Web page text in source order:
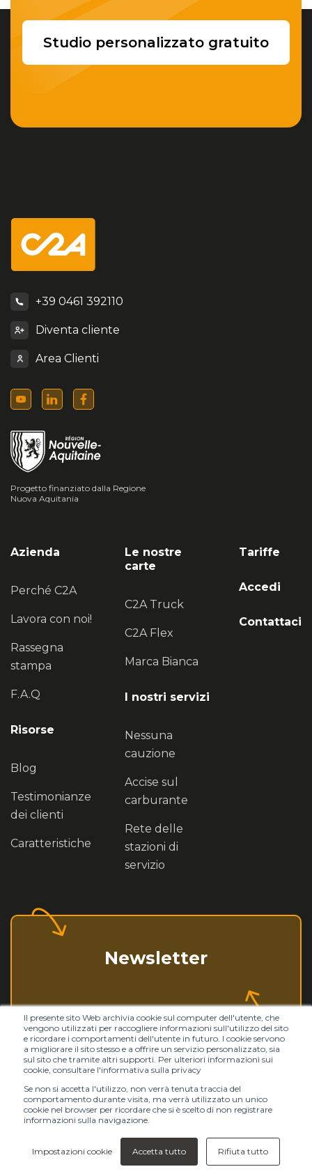
Il presente sito Web archivia cookie sul computer dell'utente, che
vengono utilizzati per raccogliere informazioni sull'utilizzo del sito
e ricordare i comportamenti dell'utente in futuro. I cookie servono
a migliorare il sito stesso e a offrire un servizio personalizzato, sia
sul sito che tramite altri supporti. Per ulteriori informazioni sui
cookie, consultare l'informativa sulla privacy
Se non si accetta l'utilizzo, non verrà tenuta traccia del
comportamento durante visita, ma verrà utilizzato un unico
cookie nel browser per ricordare che si è scelto di non registrare
informazioni sulla navigazione.
Impostazioni cookie Accetta tutto Rifiuta tutto
Studio personalizzato gratuito
+39 0461 392110
Diventa cliente
Area Clienti
Progetto finanziato dalla Regione
Nuova Aquitania
Azienda
Perché C2A
Lavora con noi!
Rassegna
stampa
F.A.Q
Risorse
Blog
Testimonianze
dei clienti
Caratteristiche
Le nostre
carte
C2A Truck
C2A Flex
Marca Bianca
I nostri servizi
Nessuna
cauzione
Accise sul
carburante
Rete delle
stazioni di
servizio
Tariffe
Accedi
Contattaci
Newsletter
Note legali
Informazioni sui cookies
Mappa del sito